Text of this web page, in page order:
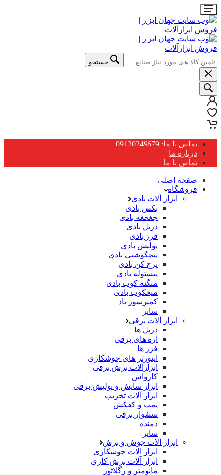
جستجو
تماس با ما: 09120249679
درباره ما
تماس با ما
صفحه اصلی
فروشگاه
ابزار آلات بادی
بکس بادی
جغجغه بادی
دریل بادی
فرز بادی
پولیش بادی
پیچگوشتی بادی
پرچ کن بادی
پیستوله بادی
منگنه کوب بادی
میخکوب بادی
کمپرسور باد
سایر
ابزار آلات برقی
دریل ها
اره های برقی
فرز ها
اینورتر های جوشکاری
ابزارآلات برش برقی
کارواش
ابزار سایش و پولیش برقی
ابزار آلات تخریب
پمپ و کفکش
سشوار برقی
دمنده
سایر
ابزار آلات جوش و برش
ابزار الات جوشکاری
ابزار آلات برش کاری
مانومتر و رگلاتور